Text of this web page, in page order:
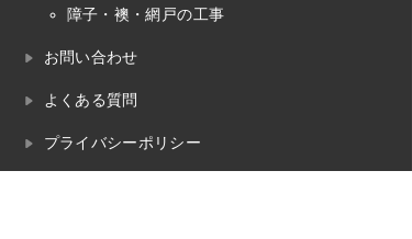
障子・襖・網戸の工事
お問い合わせ
よくある質問
プライバシーポリシー